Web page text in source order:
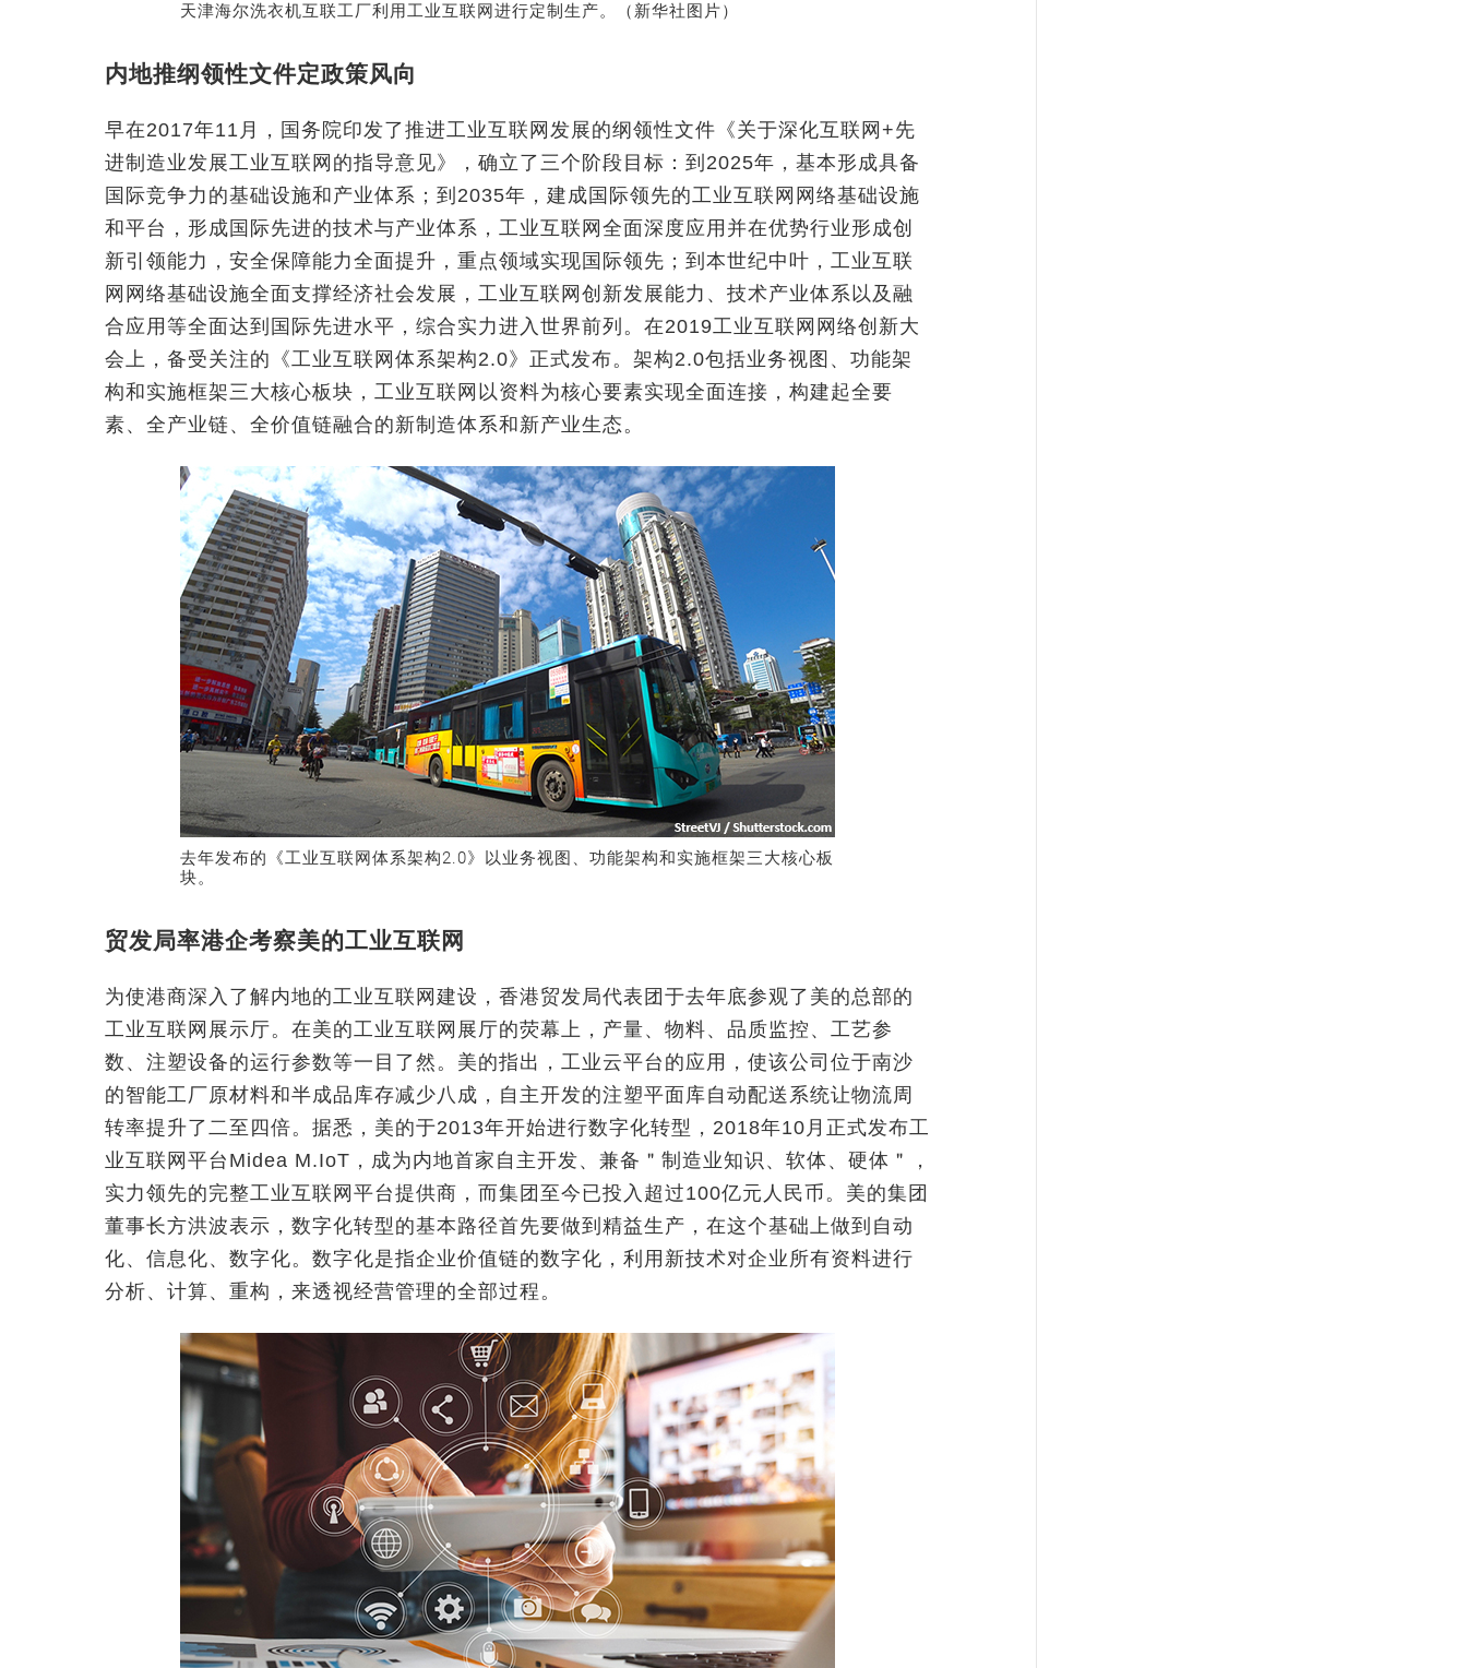
天津海尔洗衣机互联工厂利用工业互联网进行定制生产。（新华社图片）
内地推纲领性文件定政策风向
早在2017年11月，国务院印发了推进工业互联网发展的纲领性文件《关于深化互联网+先
进制造业发展工业互联网的指导意见》，确立了三个阶段目标：到2025年，基本形成具备
国际竞争力的基础设施和产业体系；到2035年，建成国际领先的工业互联网网络基础设施
和平台，形成国际先进的技术与产业体系，工业互联网全面深度应用并在优势行业形成创
新引领能力，安全保障能力全面提升，重点领域实现国际领先；到本世纪中叶，工业互联
网网络基础设施全面支撑经济社会发展，工业互联网创新发展能力、技术产业体系以及融
合应用等全面达到国际先进水平，综合实力进入世界前列。在2019工业互联网网络创新大
会上，备受关注的《工业互联网体系架构2.0》正式发布。架构2.0包括业务视图、功能架
构和实施框架三大核心板块，工业互联网以资料为核心要素实现全面连接，构建起全要
素、全产业链、全价值链融合的新制造体系和新产业生态。
去年发布的《工业互联网体系架构2.0》以业务视图、功能架构和实施框架三大核心板
块。
贸发局率港企考察美的工业互联网
为使港商深入了解内地的工业互联网建设，香港贸发局代表团于去年底参观了美的总部的
工业互联网展示厅。在美的工业互联网展厅的荧幕上，产量、物料、品质监控、工艺参
数、注塑设备的运行参数等一目了然。美的指出，工业云平台的应用，使该公司位于南沙
的智能工厂原材料和半成品库存减少八成，自主开发的注塑平面库自动配送系统让物流周
转率提升了二至四倍。据悉，美的于2013年开始进行数字化转型，2018年10月正式发布工
业互联网平台Midea M.IoT，成为内地首家自主开发、兼备＂制造业知识、软体、硬体＂，
实力领先的完整工业互联网平台提供商，而集团至今已投入超过100亿元人民币。美的集团
董事长方洪波表示，数字化转型的基本路径首先要做到精益生产，在这个基础上做到自动
化、信息化、数字化。数字化是指企业价值链的数字化，利用新技术对企业所有资料进行
分析、计算、重构，来透视经营管理的全部过程。